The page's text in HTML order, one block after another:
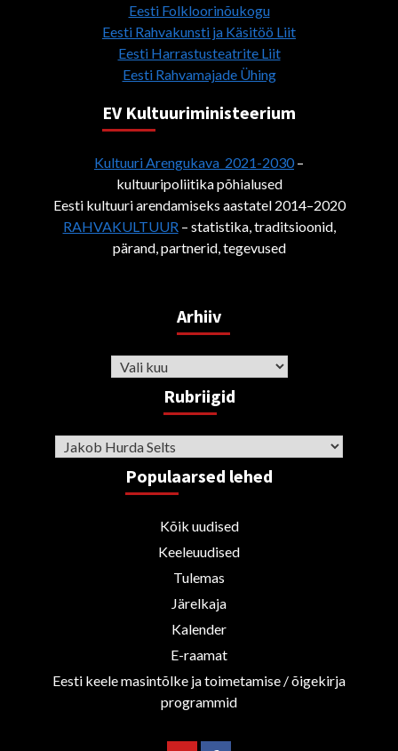
Eesti Folkloorinõukogu
Eesti Rahvakunsti ja Käsitöö Liit
Eesti Harrastusteatrite Liit
Eesti Rahvamajade Ühing
EV Kultuuriministeerium
Kultuuri Arengukava 2021-2030–
kultuuripoliitika põhialused
Eesti kultuuri arendamiseks aastatel 2014–2020
RAHVAKULTUUR– statistika, traditsioonid,
pärand, partnerid, tegevused
Arhiiv
Arhiiv
Rubriigid
Rubriigid
Populaarsed lehed
Kõik uudised
Keeleuudised
Tulemas
Järelkaja
Kalender
E-raamat
Eesti keele masintõlke ja toimetamise / õigekirja
programmid